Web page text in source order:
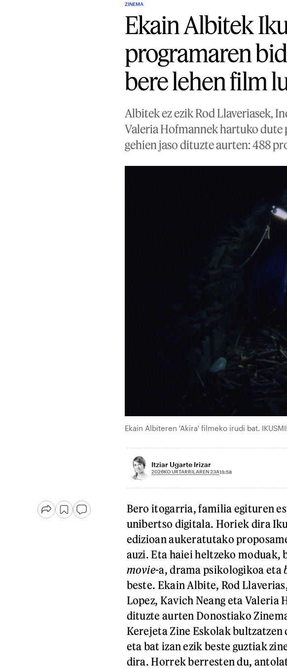
ZINEMA
Ekain Albitek
programaren
bere lehen film
Albitek ez ezik Rod Llaveriasek,
Valeria Hofmannek hartuko
gehien jaso dituzte aurten: 488
Ekain Albiteren 'Akira' filmeko irudi bat.
Itziar Ugarte Irizar
2026KO URTARRILAREN 23A13:58
Bero itogarria, familia egituren
unibertso digitala. Horiek dira
edizioan aukeratutako
auzi. Eta haiei heltzeko
movie-a, drama psikologikoa eta
beste. Ekain Albite, Rod
Lopez, Kavich Neang eta
dituzte aurten Donostiako
Kerejeta Zine Eskolak
eta bat izan ezik beste guztiak
dira. Horrek berresten du,